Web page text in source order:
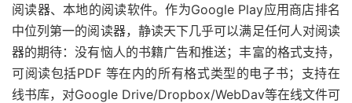
阅读器、本地的阅读软件。作为Google Play应用商店排名
中位列第一的阅读器，静读天下几乎可以满足任何人对阅读
器的期待：没有恼人的书籍广告和推送；丰富的格式支持，
可阅读包括PDF 等在内的所有格式类型的电子书；支持在
线书库，对Google Drive/Dropbox/WebDav等在线文件可